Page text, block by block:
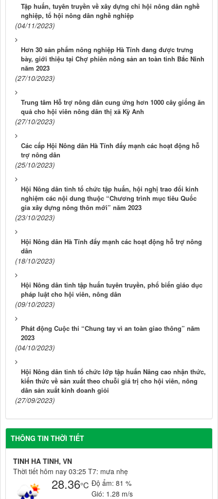
Tập huấn, tuyên truyền về xây dựng chi hội nông dân nghề
nghiệp, tổ hội nông dân nghề nghiệp
(04/11/2023)
Hơn 30 sản phẩm nông nghiệp Hà Tĩnh đang được trưng
bày, giới thiệu tại Chợ phiên nông sản an toàn tinh Bắc Ninh
năm 2023
(27/10/2023)
Trung tâm Hỗ trợ nông dân cung ứng hơn 1000 cây giống ăn
quả cho hội viên nông dân thị xã Kỳ Anh
(27/10/2023)
Các cấp Hội Nông dân Hà Tĩnh đẩy mạnh các hoạt động hỗ
trợ nông dân
(25/10/2023)
Hội Nông dân tỉnh tổ chức tập huấn, hội nghị trao đổi kinh
nghiệm các nội dung thuộc “Chương trình mục tiêu Quốc
gia xây dựng nông thôn mới” năm 2023
(23/10/2023)
Hội Nông dân Hà Tĩnh đẩy mạnh các hoạt động hỗ trợ nông
dân
(18/10/2023)
Hội Nông dân tỉnh tập huấn tuyên truyền, phổ biến giáo dục
pháp luật cho hội viên, nông dân
(09/10/2023)
Phát động Cuộc thi “Chung tay vì an toàn giao thông” năm
2023
(04/10/2023)
Hội Nông dân tỉnh tổ chức lớp tập huấn Nâng cao nhận thức,
kiến thức về sản xuất theo chuỗi giá trị cho hội viên, nông
dân sản xuất kinh doanh giỏi
(27/09/2023)
THÔNG TIN THỜI TIẾT
TINH HA TINH, VN
Thời tiết hôm nay 03:25 T7: mưa nhẹ
28.36°C Độ ẩm: 81 %
Gió: 1.28 m/s